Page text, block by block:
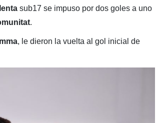
sub17 se impuso por dos goles a uno
.
, le dieron la vuelta al gol inicial de